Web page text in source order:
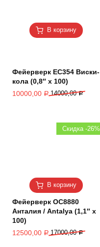
В корзину
Фейерверк ЕС354 Виски-
кола (0,8″ х 100)
14000,00Р
10000,00 Р
В корзину
Скидка -26%
Фейерверк ОС8880
Анталия / Antalya (1,1″ х
100)
17000,00Р
12500,00 Р